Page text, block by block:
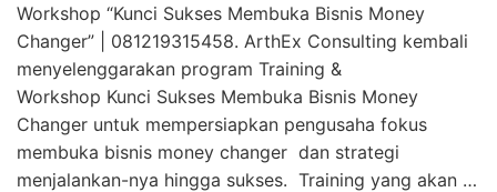
Workshop “Kunci Sukses Membuka Bisnis Money
Changer” | 081219315458. ArthEx Consulting kembali
menyelenggarakan program Training &
Workshop Kunci Sukses Membuka Bisnis Money
Changer untuk mempersiapkan pengusaha fokus
membuka bisnis money changer dan strategi
menjalankan-nya hingga sukses. Training yang akan …